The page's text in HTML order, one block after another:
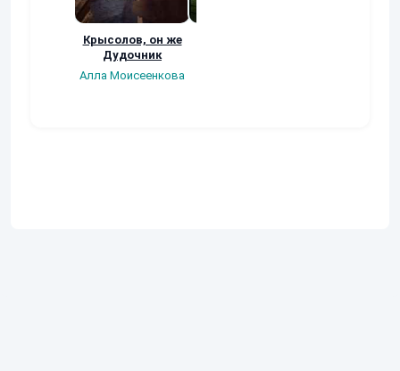
Крысолов, он же
Дудочник
Алла Моисеенкова